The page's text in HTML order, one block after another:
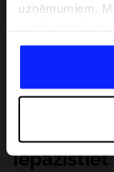
uzņēmumiem.
datiem, ko viņi
Jūsu atļauju,
saviem
saturu un
( piem. socialos
mūsu
Iepazīstiet